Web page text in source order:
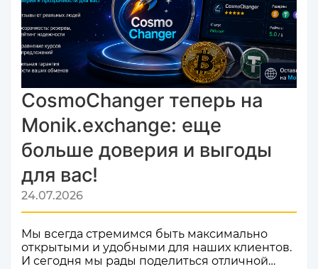
CosmoChanger теперь на
Monik.exchange: еще
больше доверия и выгоды
для вас!
24.07.2026
Мы всегда стремимся быть максимально
открытыми и удобными для наших клиентов.
И сегодня мы рады поделиться отличной